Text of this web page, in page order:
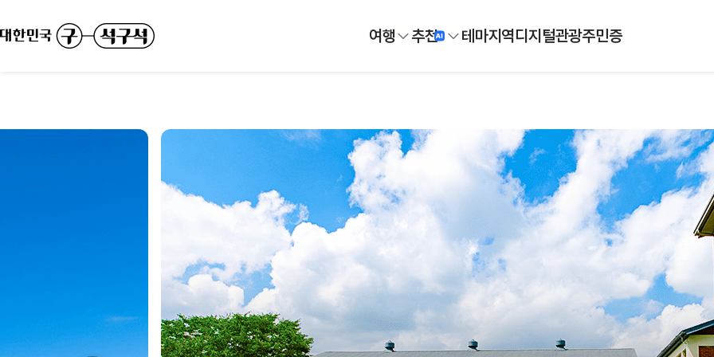
여행 추천 테마지역디지털관광주민증